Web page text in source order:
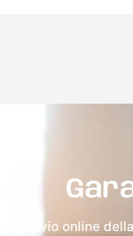
l'invio online